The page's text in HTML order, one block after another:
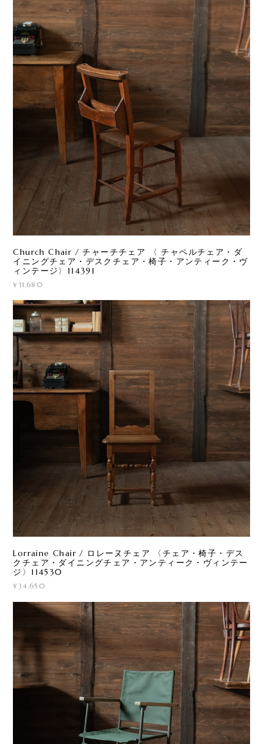
Church Chair / チャーチチェア 〈 チャペルチェア・ダ
イニングチェア・デスクチェア・椅子・アンティーク・ヴ
ィンテージ〉114391
¥31,680
Lorraine Chair / ロレーヌチェア 〈チェア・椅子・デス
クチェア・ダイニングチェア・アンティーク・ヴィンテー
ジ〉114530
¥34,650